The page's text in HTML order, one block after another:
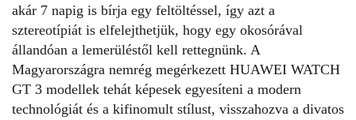
akár 7 napig is bírja egy feltöltéssel, így azt a
sztereotípiát is elfelejthetjük, hogy egy okosórával
állandóan a lemerüléstől kell rettegnünk. A
Magyarországra nemrég megérkezett HUAWEI WATCH
GT 3 modellek tehát képesek egyesíteni a modern
technológiát és a kifinomult stílust, visszahozva a divatos